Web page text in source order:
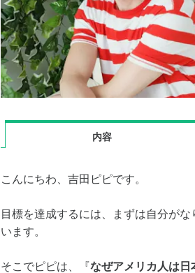
内容
こんにちわ、吉田ピピです。
目標を達成するには、まずは自分が
います。
そこでピピは、『なぜアメリカ人は日